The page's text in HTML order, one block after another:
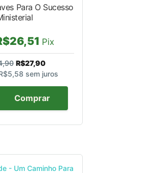
Para O Sucesso
Pix
R$27,90
sem juros
Comprar